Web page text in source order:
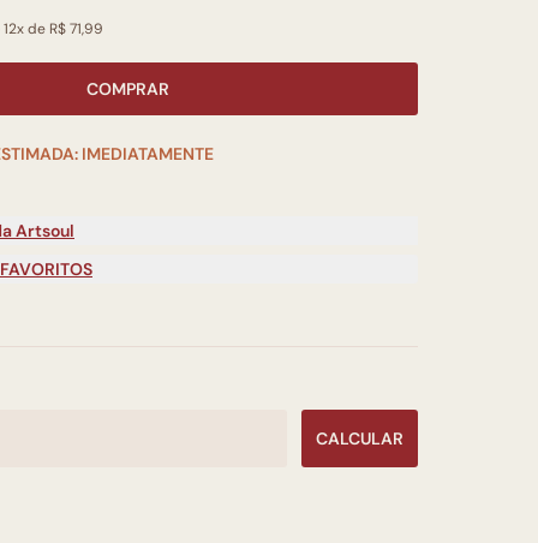
de R$ 71,99
COMPRAR
IMEDIATAMENTE
Artsoul
CALCULAR